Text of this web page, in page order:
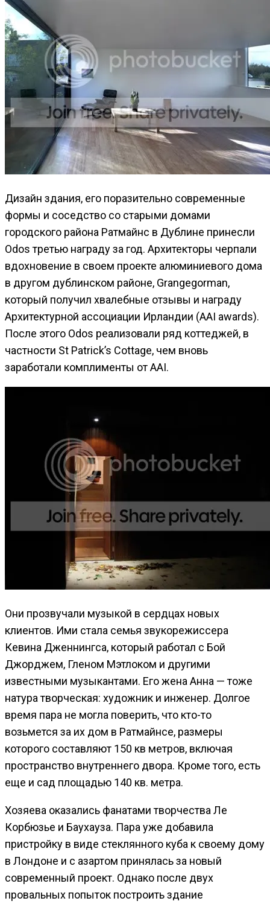
Дизайн здания, его поразительно современные
формы и соседство со старыми домами
городского района Ратмайнс в Дублине принесли
Odos третью награду за год. Архитекторы черпали
вдохновение в своем проекте алюминиевого дома
в другом дублинском районе, Grangegorman,
который получил хвалебные отзывы и награду
Архитектурной ассоциации Ирландии (AAI awards).
После этого Odos реализовали ряд коттеджей, в
частности St Patrick’s Cottage, чем вновь
заработали комплименты от ААI.
Они прозвучали музыкой в сердцах новых
клиентов. Ими стала семья звукорежиссера
Кевина Дженнингса, который работал с Бой
Джорджем, Гленом Мэтлоком и другими
известными музыкантами. Его жена Анна — тоже
натура творческая: художник и инженер. Долгое
время пара не могла поверить, что кто-то
возьмется за их дом в Ратмайнсе, размеры
которого составляют 150 кв метров, включая
пространство внутреннего двора. Кроме того, есть
еще и сад площадью 140 кв. метра.
Хозяева оказались фанатами творчества Ле
Корбюзье и Баухауза. Пара уже добавила
пристройку в виде стеклянного куба к своему дому
в Лондоне и с азартом принялась за новый
современный проект. Однако после двух
провальных попыток построить здание